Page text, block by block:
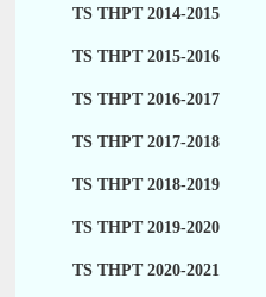
TS THPT 2014-2015
TS THPT 2015-2016
TS THPT 2016-2017
TS THPT 2017-2018
TS THPT 2018-2019
TS THPT 2019-2020
TS THPT 2020-2021